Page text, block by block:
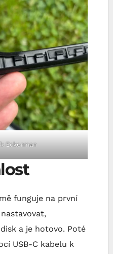
Eckerman
funguje na první
a je hotovo. Poté
USB-C kabelu k